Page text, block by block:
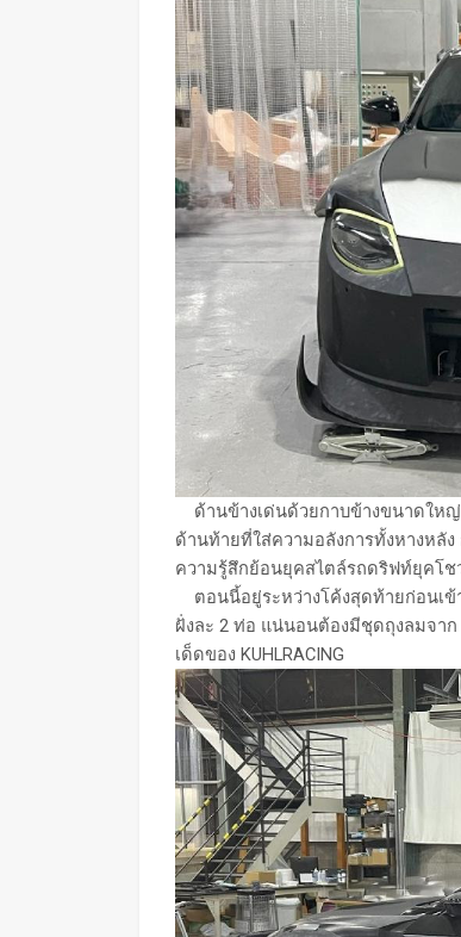
ด้านข้างเด่นด้วยกาบข้างขนาดให
ด้านท้ายที่ใส่ความอลังการทั้งหางหลั
ความรู้สึกย้อนยุคสไตล์รถดริฟท์ยุคโชว
ตอนนี้อยู่ระหว่างโค้งสุดท้ายก่อนเข้
ฝั่งละ 2 ท่อ แน่นอนต้องมีชุดถุงลมจาก
เด็ดของ KUHLRACING